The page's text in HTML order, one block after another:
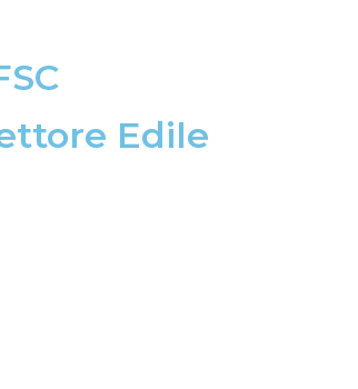
Edile